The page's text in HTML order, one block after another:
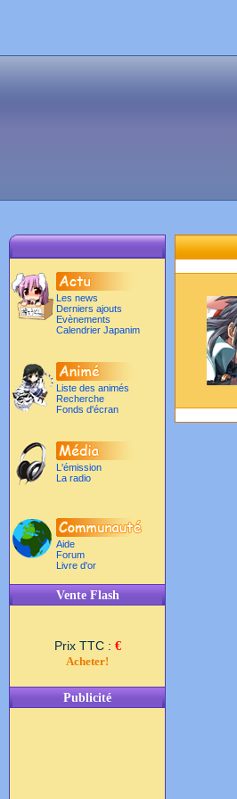
Les news
Derniers ajouts
Evènements
Calendrier Japanim
Liste des animés
Recherche
Fonds d'écran
L'émission
La radio
Aide
Forum
Livre d'or
Vente Flash
Prix TTC : €
Acheter!
Publicité